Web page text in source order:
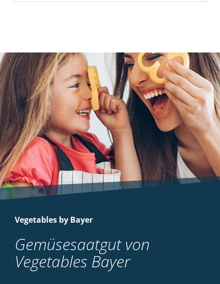
Vegetables by Bayer
Gemüsesaatgut von
Vegetables Bayer